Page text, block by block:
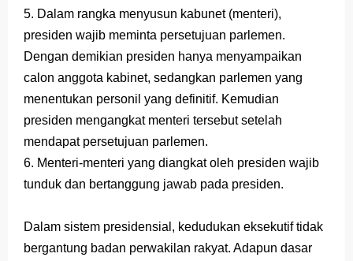
5. Dalam rangka menyusun kabunet (menteri),
presiden wajib meminta persetujuan parlemen.
Dengan demikian presiden hanya menyampaikan
calon anggota kabinet, sedangkan parlemen yang
menentukan personil yang definitif. Kemudian
presiden mengangkat menteri tersebut setelah
mendapat persetujuan parlemen.
6. Menteri-menteri yang diangkat oleh presiden wajib
tunduk dan bertanggung jawab pada presiden.
Dalam sistem presidensial, kedudukan eksekutif tidak
bergantung badan perwakilan rakyat. Adapun dasar